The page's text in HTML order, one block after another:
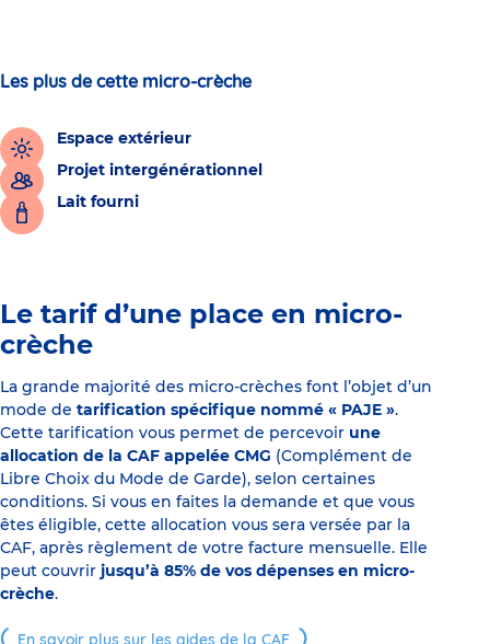
Les plus de cette micro-crèche
Espace extérieur
Projet intergénérationnel
Lait fourni
Le tarif d’une place en micro-
crèche
La grande majorité des micro-crèches font l’objet d’un
mode de tarification spécifique nommé « PAJE ».
Cette tarification vous permet de percevoir une
allocation de la CAF appelée CMG (Complément de
Libre Choix du Mode de Garde), selon certaines
conditions. Si vous en faites la demande et que vous
êtes éligible, cette allocation vous sera versée par la
CAF, après règlement de votre facture mensuelle. Elle
peut couvrir jusqu’à 85% de vos dépenses en micro-
crèche.
En savoir plus sur les aides de la CAF